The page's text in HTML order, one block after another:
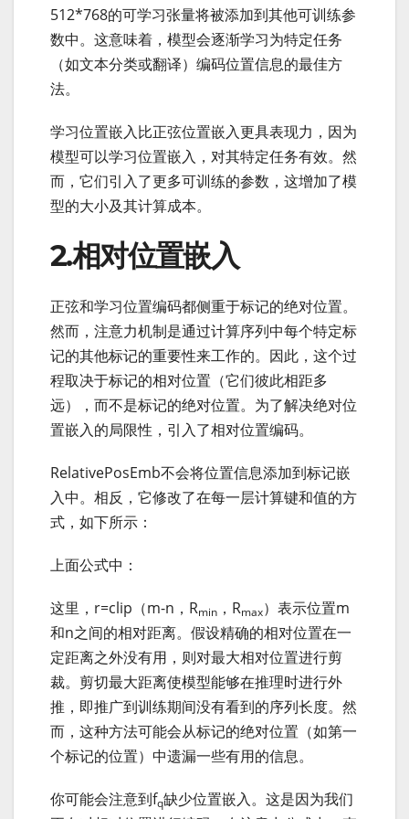
512*768的可学习张量将被添加到其他可训练参
数中。这意味着，模型会逐渐学习为特定任务
（如文本分类或翻译）编码位置信息的最佳方
法。
学习位置嵌入比正弦位置嵌入更具表现力，因为
模型可以学习位置嵌入，对其特定任务有效。然
而，它们引入了更多可训练的参数，这增加了模
型的大小及其计算成本。
2.相对位置嵌入
正弦和学习位置编码都侧重于标记的绝对位置。
然而，注意力机制是通过计算序列中每个特定标
记的其他标记的重要性来工作的。因此，这个过
程取决于标记的相对位置（它们彼此相距多
远），而不是标记的绝对位置。为了解决绝对位
置嵌入的局限性，引入了相对位置编码。
RelativePosEmb不会将位置信息添加到标记嵌
入中。相反，它修改了在每一层计算键和值的方
式，如下所示：
上面公式中：
这里，r=clip（m-n，Rmin ，Rmax）表示位置m
和n之间的相对距离。假设精确的相对位置在一
定距离之外没有用，则对最大相对位置进行剪
裁。剪切最大距离使模型能够在推理时进行外
推，即推广到训练期间没有看到的序列长度。然
而，这种方法可能会从标记的绝对位置（如第一
个标记的位置）中遗漏一些有用的信息。
你可能会注意到fq缺少位置嵌入。这是因为我们